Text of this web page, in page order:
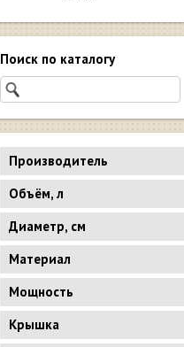
Поиск по каталогу
Производитель
Объём, л
Диаметр, см
Материал
Мощность
Крышка